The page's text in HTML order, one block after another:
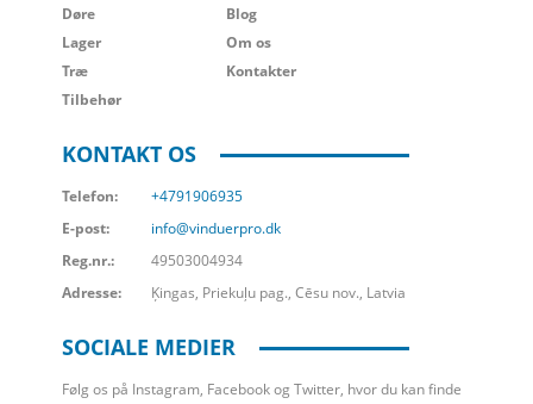
Døre
Lager
Træ
Tilbehør
Blog
Om os
Kontakter
KONTAKT OS
Telefon:
+4791906935
E-post:
info@vinduerpro.dk
Reg.nr.:
49503004934
Adresse:
Ķingas, Priekuļu pag., Cēsu nov., Latvia
SOCIALE MEDIER
Følg os på Instagram, Facebook og Twitter, hvor du kan finde